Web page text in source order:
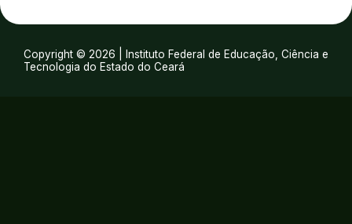
Copyright © 2026 | Instituto Federal de Educação, Ciência e
Tecnologia do Estado do Ceará